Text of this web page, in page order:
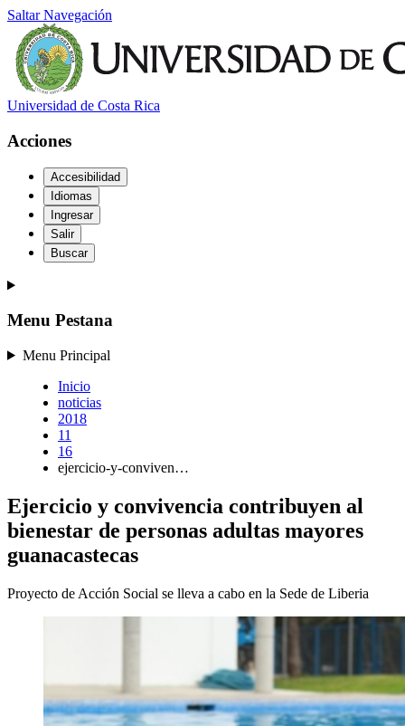
Saltar Navegación
Universidad de Costa Rica
Acciones
Accesibilidad
Idiomas
Ingresar
Salir
Buscar
Menu Pestana
Menu Principal
Inicio
noticias
2018
11
16
ejercicio-y-conviven…
Ejercicio y convivencia contribuyen al
bienestar de personas adultas mayores
guanacastecas
Proyecto de Acción Social se lleva a cabo en la Sede de Liberia